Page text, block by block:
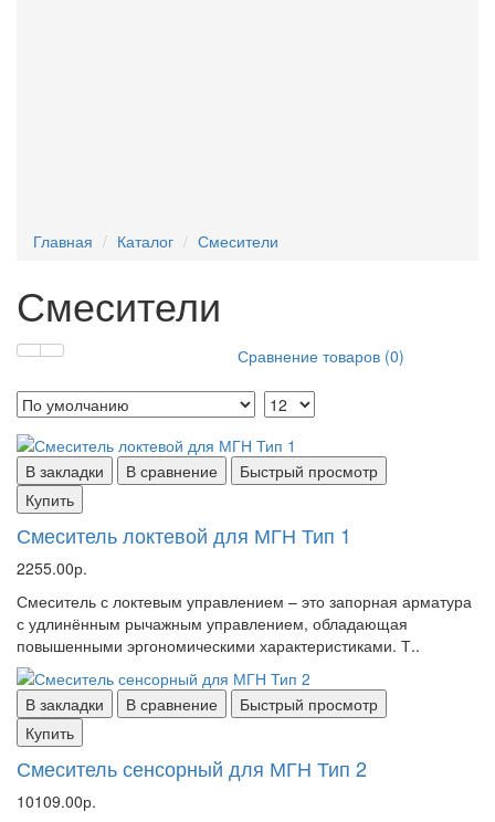
Главная Каталог Смесители
Смесители
Сравнение товаров (0)
В закладки В сравнение
Быстрый просмотр
Купить
Смеситель локтевой для МГН Тип 1
2255.00р.
Смеситель с локтевым управлением – это запорная арматура
с удлинённым рычажным управлением, обладающая
повышенными эргономическими характеристиками. Т..
В закладки В сравнение
Быстрый просмотр
Купить
Смеситель сенсорный для МГН Тип 2
10109.00р.